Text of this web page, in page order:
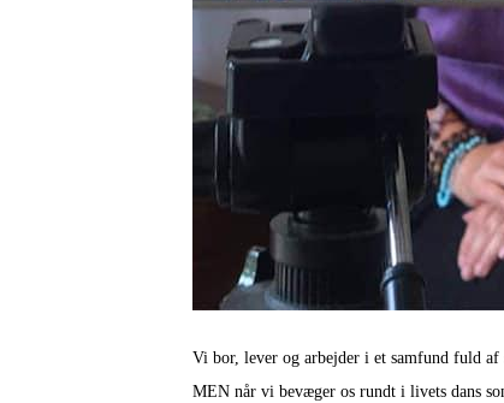
Vi bor, lever og arbejder i et samfund fuld
MEN når vi bevæger os rundt i livets dans